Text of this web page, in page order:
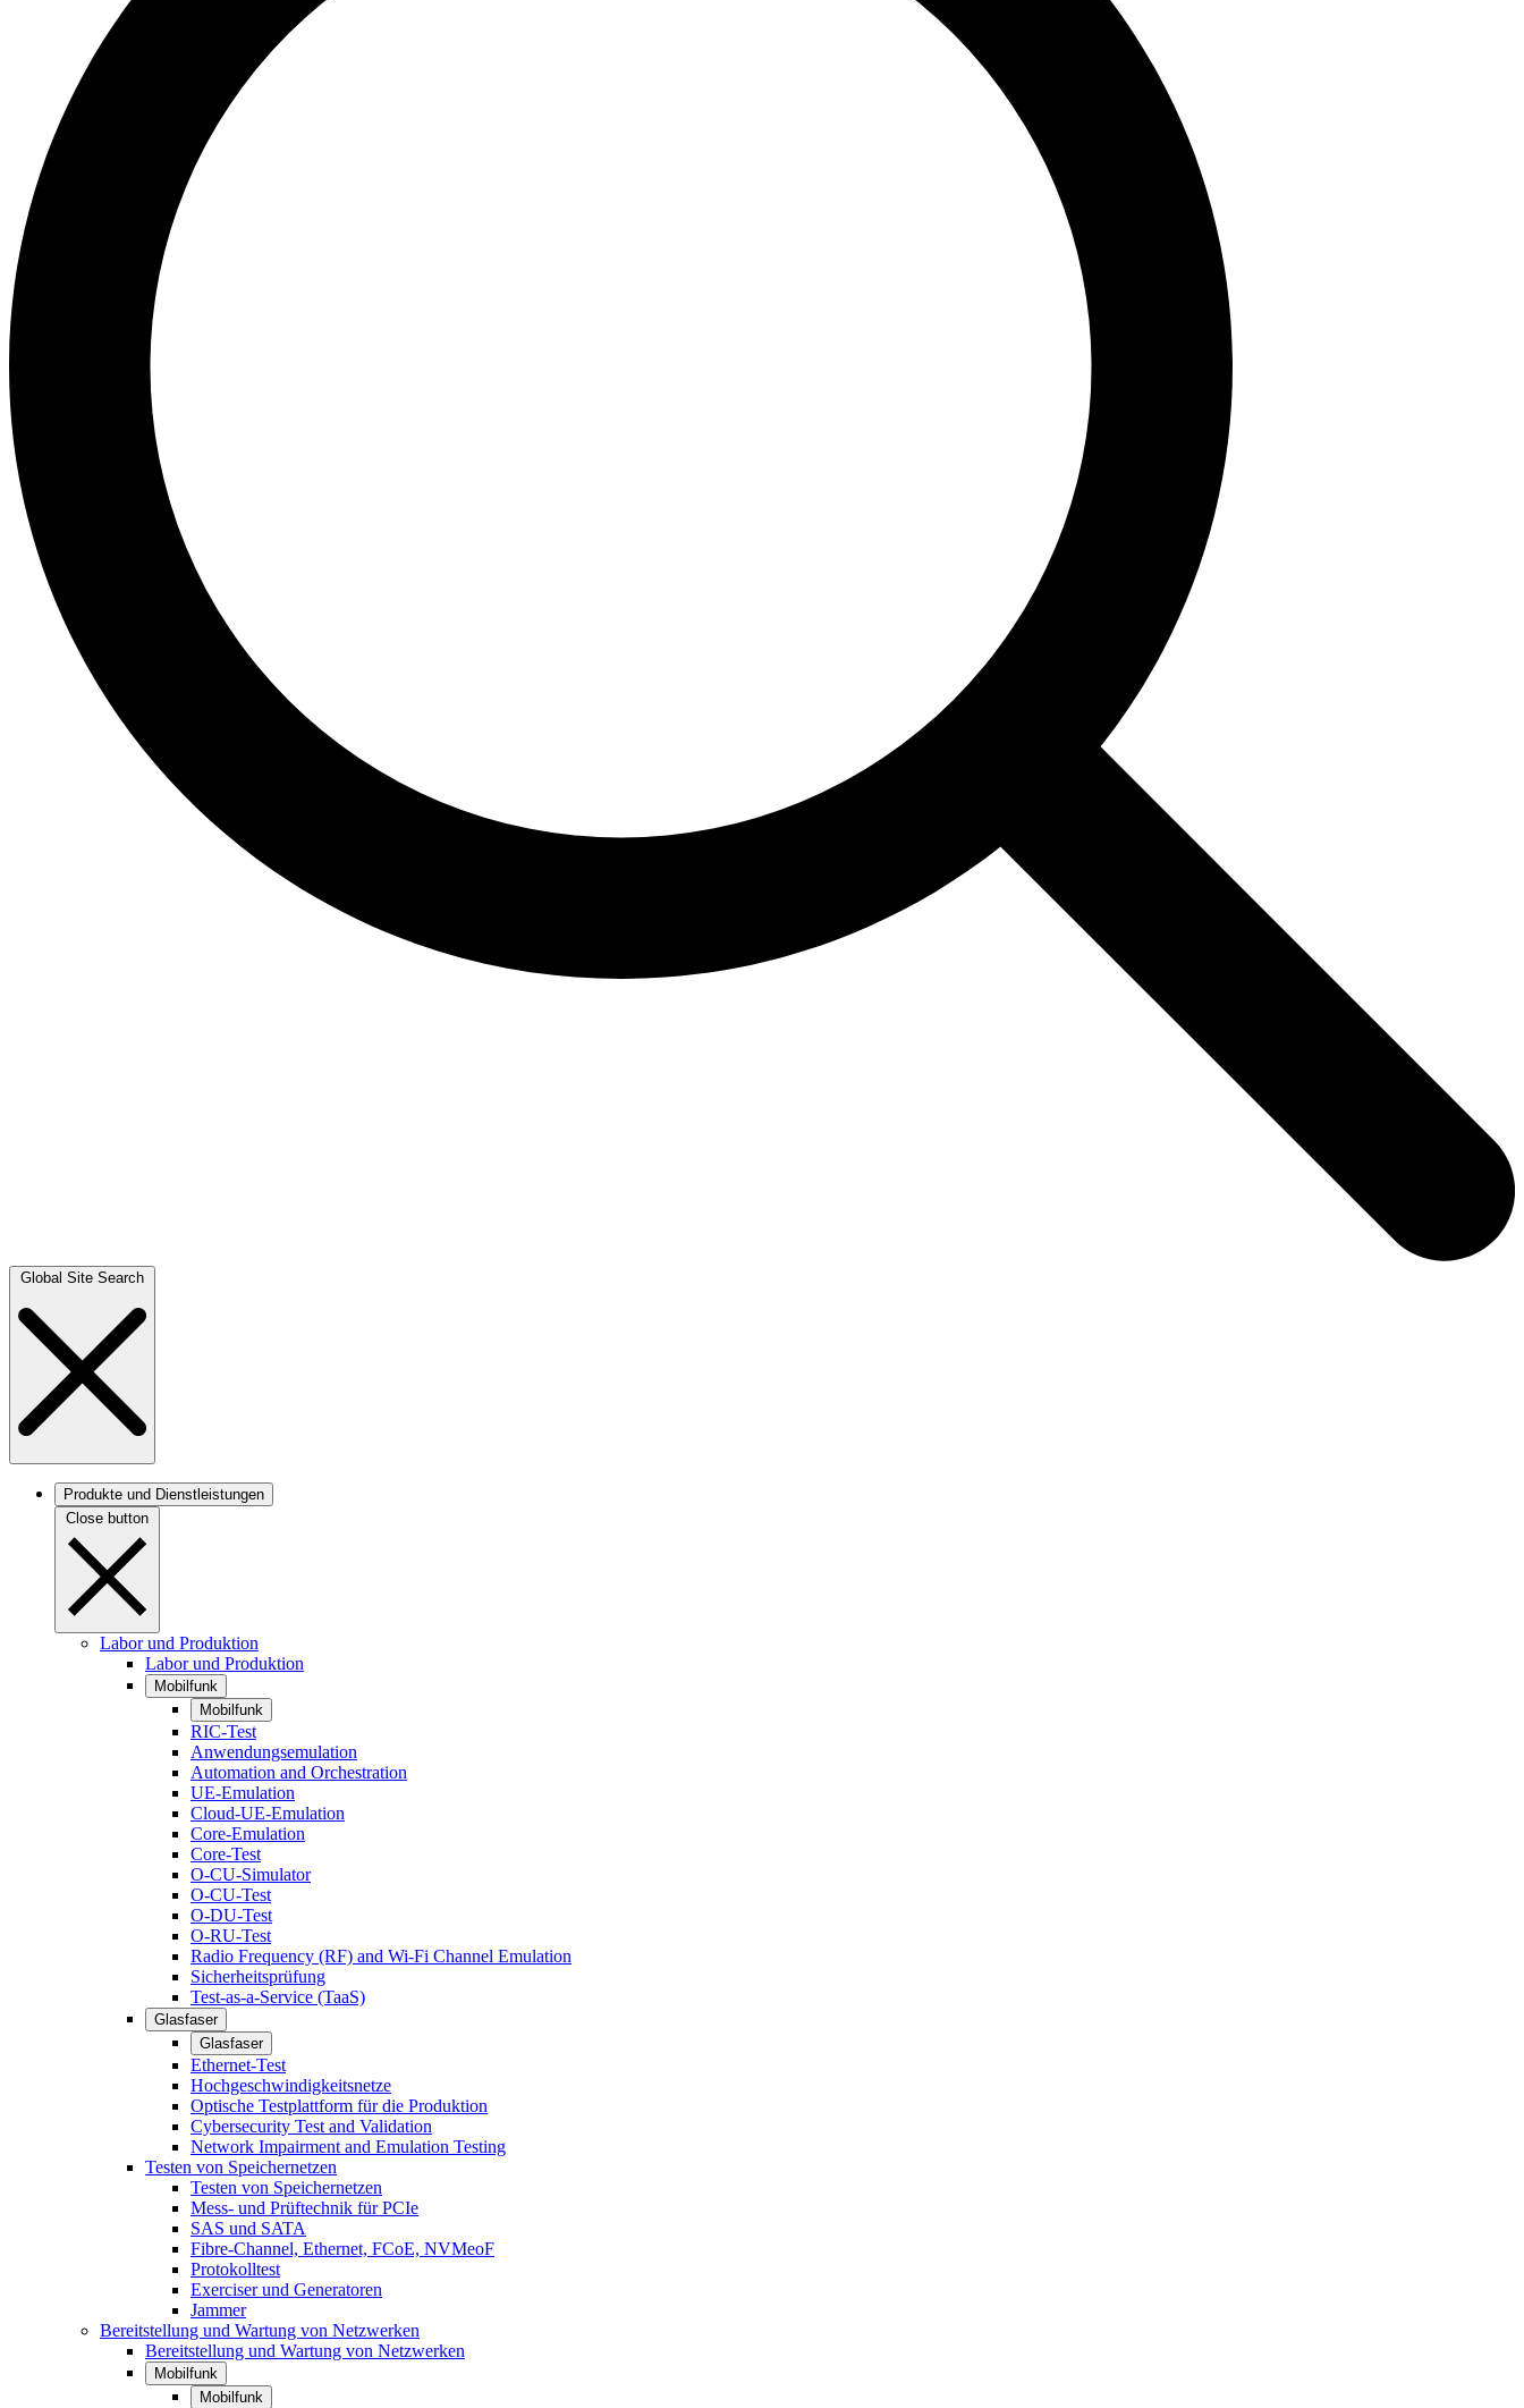
Global Site Search
Produkte und Dienstleistungen
Close button
Labor und Produktion
Labor und Produktion
Mobilfunk
Mobilfunk
RIC-Test
Anwendungsemulation
Automation and Orchestration
UE-Emulation
Cloud-UE-Emulation
Core-Emulation
Core-Test
O-CU-Simulator
O-CU-Test
O-DU-Test
O-RU-Test
Radio Frequency (RF) and Wi-Fi Channel Emulation
Sicherheitsprüfung
Test-as-a-Service (TaaS)
Glasfaser
Glasfaser
Ethernet-Test
Hochgeschwindigkeitsnetze
Optische Testplattform für die Produktion
Cybersecurity Test and Validation
Network Impairment and Emulation Testing
Testen von Speichernetzen
Testen von Speichernetzen
Mess- und Prüftechnik für PCIe
SAS und SATA
Fibre-Channel, Ethernet, FCoE, NVMeoF
Protokolltest
Exerciser und Generatoren
Jammer
Bereitstellung und Wartung von Netzwerken
Bereitstellung und Wartung von Netzwerken
Mobilfunk
Mobilfunk